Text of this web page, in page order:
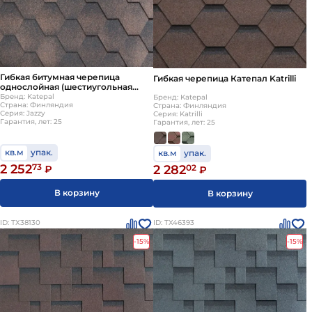
Гибкая битумная черепица
однослойная (шестиугольная
нарезка, соты) Katepal Jazzy
Медный
Бренд: Katepal
Страна: Финляндия
Серия: Jazzy
Гарантия, лет: 25
кв.м упак.
2 25273 ₽
В корзину
Гибкая черепица Катепал Katrilli
Бренд: Katepal
Страна: Финляндия
Серия: Katrilli
Гарантия, лет: 25
кв.м упак.
2 28202 ₽
В корзину
ID: ТХ38130
-15%
ID: ТХ46393
-15%